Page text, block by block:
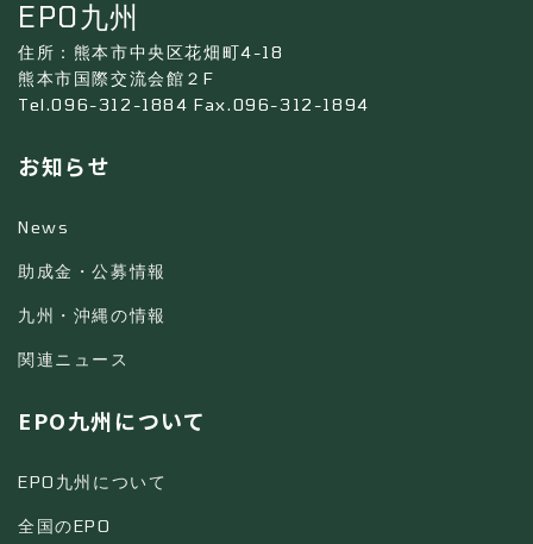
EPO九州
住所：熊本市中央区花畑町4-18
熊本市国際交流会館２F
Tel.096-312-1884 Fax.096-312-1894
お知らせ
News
助成金・公募情報
九州・沖縄の情報
関連ニュース
EPO九州について
EPO九州について
全国のEPO